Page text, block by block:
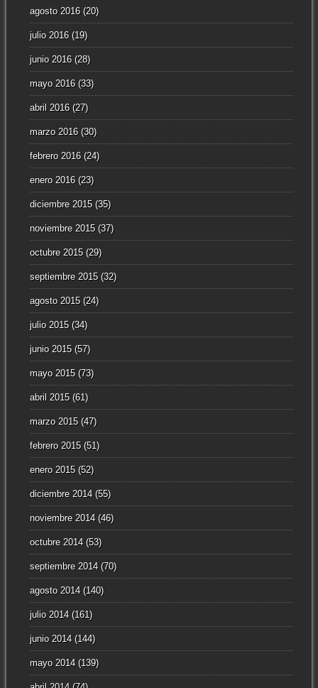
agosto 2016(20)
julio 2016(19)
junio 2016(28)
mayo 2016(33)
abril 2016(27)
marzo 2016(30)
febrero 2016(24)
enero 2016(23)
diciembre 2015(35)
noviembre 2015(37)
octubre 2015(29)
septiembre 2015(32)
agosto 2015(24)
julio 2015(34)
junio 2015(57)
mayo 2015(73)
abril 2015(61)
marzo 2015(47)
febrero 2015(51)
enero 2015(52)
diciembre 2014(55)
noviembre 2014(46)
octubre 2014(53)
septiembre 2014(70)
agosto 2014(140)
julio 2014(161)
junio 2014(144)
mayo 2014(139)